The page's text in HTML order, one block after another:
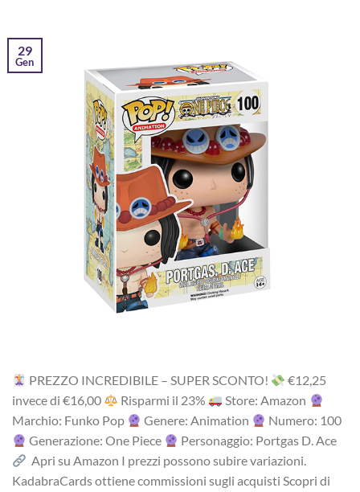
29
Gen
PREZZO INCREDIBILE – SUPER SCONTO!
‎€12,25
i‎nv‎ec‎e ‎di‎ €16,00
R‎is‎pa‎rm‎i ‎il‎ 23%
Store: Amazon
Marchio: Funko Pop
Genere: Animation
Numero: 100
Generazione: One Piece
Personaggio: Portgas D. Ace
Apri su Amazon I prezzi possono subire variazioni.
KadabraCards ottiene commissioni sugli acquisti Scopri di